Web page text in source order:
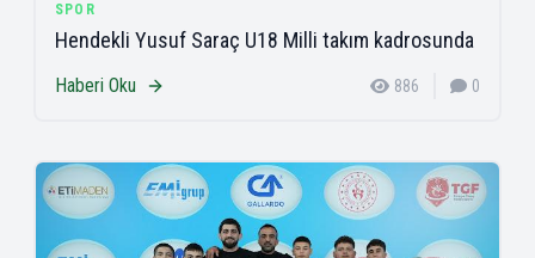
SPOR
Hendekli Yusuf Saraç U18 Milli takım kadrosunda
Haberi Oku 886 0